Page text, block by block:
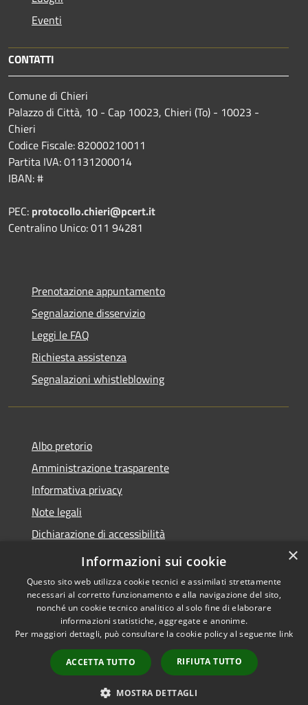
Eventi
CONTATTI
Comune di Chieri
Palazzo di Città, 10 - Cap 10023, Chieri (To) - 10023 -
Chieri
Codice Fiscale: 82000210011
Partita IVA: 01131200014
IBAN: #
PEC: protocollo.chieri@pcert.it
Centralino Unico: 011 94281
Prenotazione appuntamento
Segnalazione disservizio
Leggi le FAQ
Richiesta assistenza
Segnalazioni whistleblowing
Albo pretorio
Amministrazione trasparente
Informativa privacy
Note legali
Dichiarazione di accessibilità
Meccanismo di Feedback
Accessibilità
Copyright © 2026 • Comune di
Chieri • Powered by
Municipium•
Accesso
redazione
×
Informazioni sui cookie
Questo sito web utilizza cookie tecnici e assimilati strettamente
necessari al corretto funzionamento e alla navigazione del sito,
nonché un cookie tecnico analitico al solo fine di elaborare
informazioni statistiche, aggregate e anonime.
Per maggiori dettagli, può consultare la cookie policy al seguente link
ACCETTA TUTTO RIFIUTA TUTTO
MOSTRA DETTAGLI